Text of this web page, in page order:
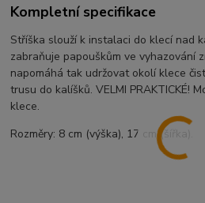
Kompletní specifikace
Stříška slouží k instalaci do klecí nad
zabraňuje papouškům ve vyhazování
napomáhá tak udržovat okolí klece
trusu do kalíšků. VELMI PRAKTICKÉ!
klece.
Rozměry: 8 cm (výška), 17 cm (šířka).